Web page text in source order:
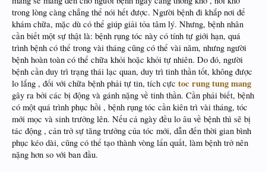
trong lòng càng chẳng thể nói hết được. Người bệnh đi khắp nơi để
khám chữa, mặc dù có thể giúp giải tỏa tâm lý. Nhưng, bệnh nhân
cần biết một sự thật là: bệnh rụng tóc này có tính tự giới hạn, quá
trình bệnh có thể trong vài tháng cũng có thể vài năm, nhưng người
bệnh hoàn toàn có thể chữa khỏi hoặc khỏi tự nhiên. Do đó, người
bệnh cần duy trì trạng thái lạc quan, duy trì tinh thần tốt, không được
lo lắng , đối với chữa bệnh phải tự tin, tích cực toc rung tung mang
gây ra bởi các bị động và gánh nặng về tinh thần. Cần phải biết, bệnh
có một quá trình phục hồi , bệnh rụng tóc cần kiên trì vài tháng, tóc
mới mọc và sinh trưởng lên. Nếu cả ngày đều lo âu về bệnh thì sẽ bị
tác động , cản trở sự tăng trưởng của tóc mới, dẫn đến thời gian bình
phục kéo dài, cũng có thể tạo thành vòng lẩn quất, làm bệnh trở nên
nặng hơn so với ban đầu.